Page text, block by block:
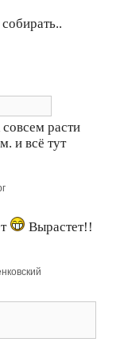
расти
и всё тут
Вырастет!!